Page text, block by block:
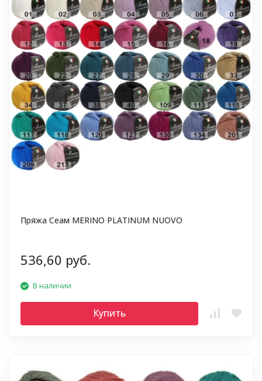
Пряжа Сеам MERINO PLATINUM NUOVO
536,60 руб.
В наличии
Купить